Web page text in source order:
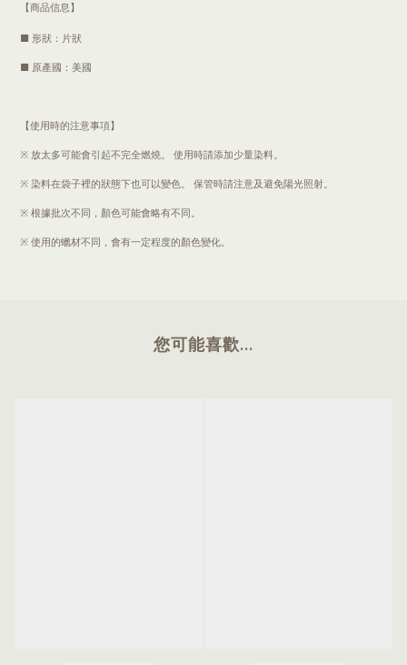
【商品信息】
■ 形狀：片狀
■ 原產國：美國
【使用時的注意事項】
※ 放太多可能會引起不完全燃燒。 使用時請添加少量染料。
※ 染料在袋子裡的狀態下也可以變色。 保管時請注意及避免陽光照射。
※ 根據批次不同，顏色可能會略有不同。
※ 使用的蠟材不同，會有一定程度的顏色變化。
您可能喜歡...